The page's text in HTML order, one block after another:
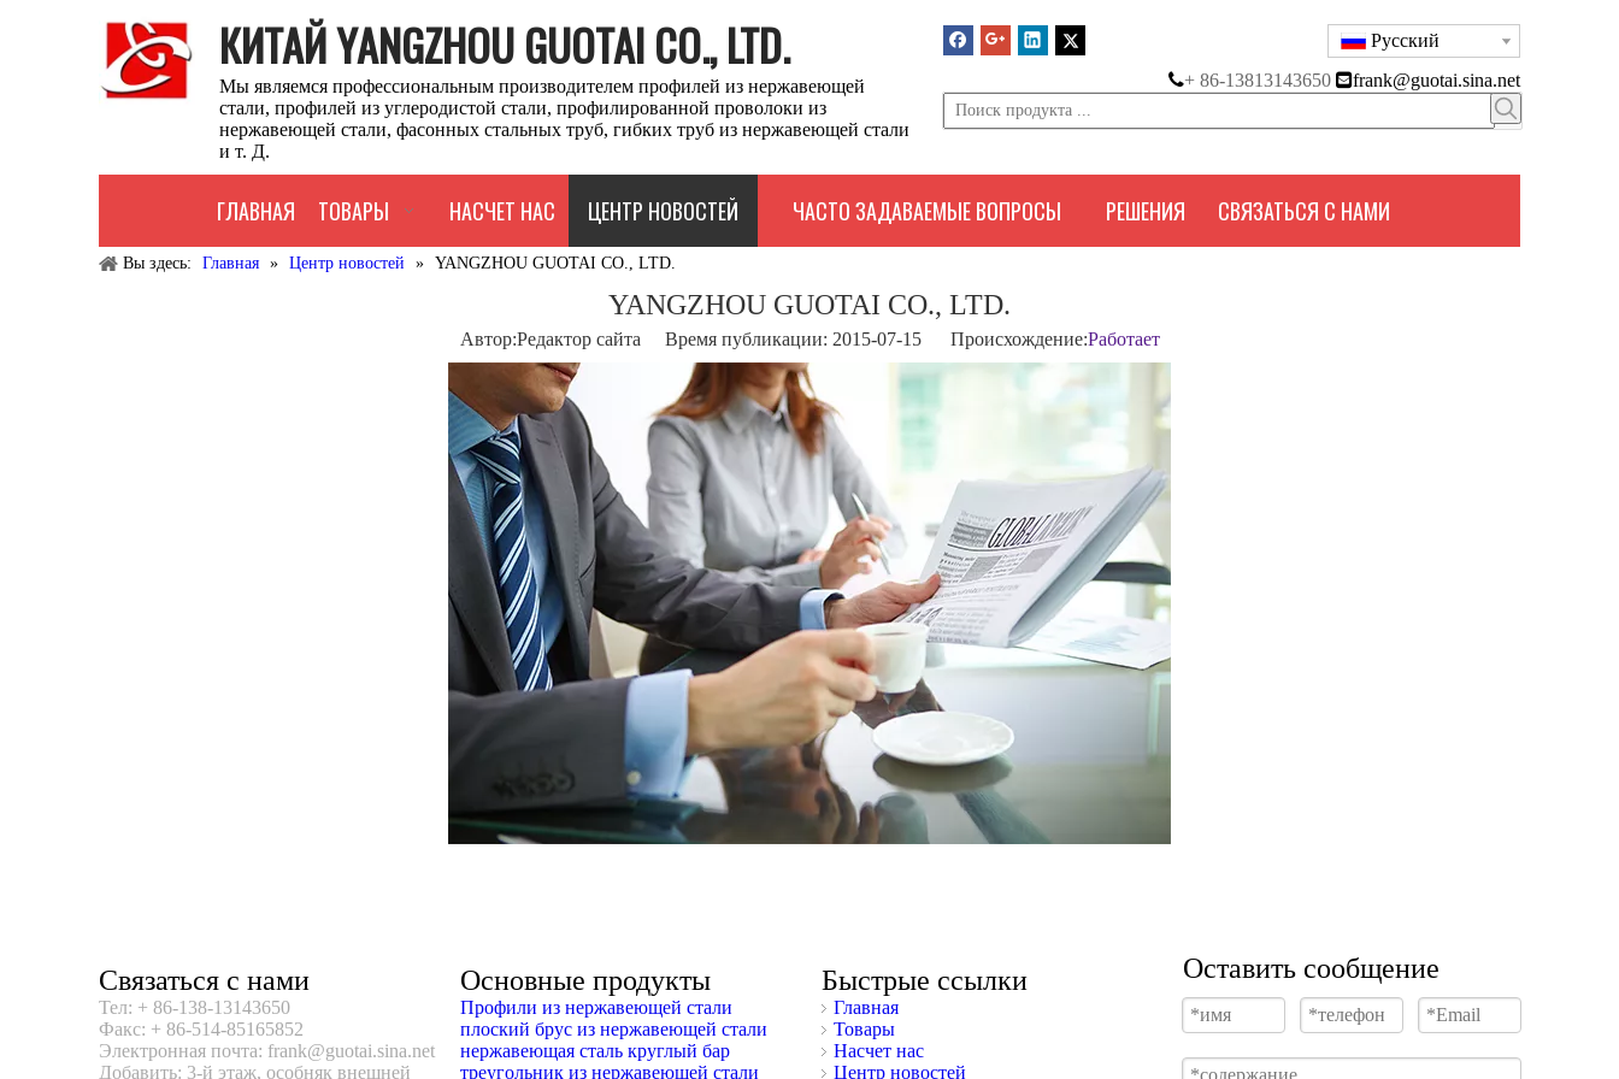
КИТАЙ YANGZHOU GUOTAI CO., LTD.
Мы являемся профессиональным производителем профилей из нержавеющей
стали, профилей из углеродистой стали, профилированной проволоки из
нержавеющей стали, фасонных стальных труб, гибких труб из нержавеющей стали
и т. Д.
Pусский
+ 86-13813143650 frank@guotai.sina.net
ГЛАВНАЯ ТОВАРЫ НАСЧЕТ НАС ЦЕНТР НОВОСТЕЙ ЧАСТО ЗАДАВАЕМЫЕ ВОПРОСЫ РЕШЕНИЯ СВЯЗАТЬСЯ С НАМИ
Вы здесь: Главная » Центр новостей » YANGZHOU GUOTAI CO., LTD.
YANGZHOU GUOTAI CO., LTD.
Автор:Pедактор сайта Время публикации: 2015-07-15 Происхождение:Работает
Связаться с нами
Тел: + 86-138-13143650
Факс: + 86-514-85165852
Электронная почта: frank@guotai.sina.net
Добавить: 3-й этаж, особняк внешней
Основные продукты
Профили из нержавеющей стали
плоский брус из нержавеющей стали
нержавеющая сталь круглый бар
треугольник из нержавеющей стали
Быстрые ссылки
Главная
Товары
Насчет нас
Центр новостей
Оставить сообщение